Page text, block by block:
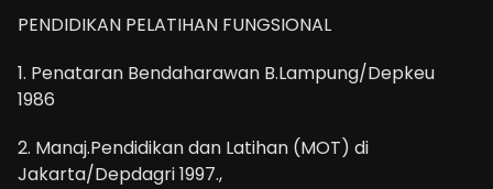
PENDIDIKAN PELATIHAN FUNGSIONAL
1. Penataran Bendaharawan B.Lampung/Depkeu
1986
2. Manaj.Pendidikan dan Latihan (MOT) di
Jakarta/Depdagri 1997.,